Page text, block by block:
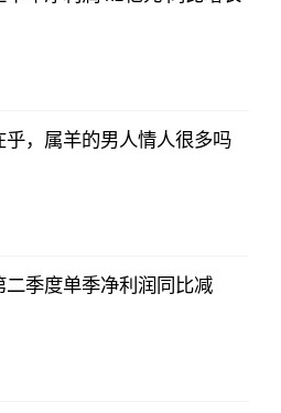
，属羊的男人情人很多吗
季度单季净利润同比减